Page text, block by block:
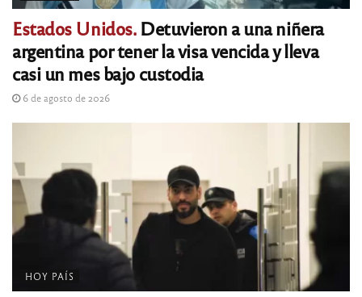
Estados Unidos.Detuvieron a una niñera
argentina por tener la visa vencida y lleva
casi un mes bajo custodia
6 de agosto de 2026
HOY PAÍS